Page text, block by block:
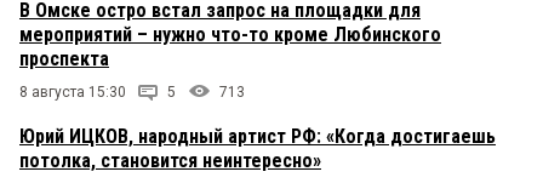
В Омске остро встал запрос на площадки для
мероприятий – нужно что-то кроме Любинского
проспекта
8 августа 15:30 5 713
Юрий ИЦКОВ, народный артист РФ: «Когда достигаешь
потолка, становится неинтересно»